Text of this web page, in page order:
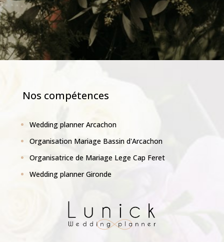
Nos compétences
Wedding planner Arcachon
Organisation Mariage Bassin d'Arcachon
Organisatrice de Mariage Lege Cap Feret
Wedding planner Gironde